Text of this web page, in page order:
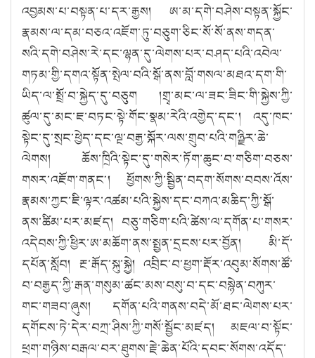
འབྱམས་པ་བསྟན་པ་དར་རྒྱས། ཨ་མ་དགེ་བཤེས་བསྟན་སྐྱོང་
རྣམས་ལ་དམ་བཅའ་འཇོག་ཏུ་བཅུག་ཅིང་སོ་སོ་ནས་གདན་
སའི་དགེ་བཤེས་རེ་དང་ལྷན་དུ་ལེགས་པར་བཤད་པའི་འབེལ་
གཏམ་གྱི་དགའ་སྟོན་སྤེལ་བའི་སྒོ་ནས་བློ་གསལ་མཐའ་དག་གི་
ཡིད་ལ་སྤྲོ་བ་སྐྱེད་དུ་བཅུག །གྲྭ་མང་ལ་ཟང་ཟིང་གི་སྐྱེས་ཀྱི་
ཚུལ་དུ་མང་ཇ་བཏང་སྟེ་གོང་སྣམ་རེའི་འགྱེད་དང༌། འདུ་ཁང་
སྟེང་དུ་སྲང་ཕྱེད་དང་ལྔ་བརྒྱ་སྐོར་ལས་གྲུབ་པའི་གཉྫིར་ཆེ་
ལེགས། ཆོས་ཁྲིའི་སྟེང་དུ་གསེར་ཏོག་ཆུང་བ་གཅིག་བཅས་
གསར་འཇོག་གནང༌། ཕྱོགས་ཀྱི་སྦྱིན་བདག་སོགས་བབས་འོས་
རྣམས་ཀྱང་ཇི་ལྟར་འཚམ་པའི་སྐྱེས་དང་བཀའ་མཆིད་ཀྱི་སྒོ་
ནས་ཚིམ་པར་མཛད། བཅུ་གཅིག་པའི་ཚེས་ལ་དགོན་པ་གསར་
འདེབས་ཀྱི་ཕྱིར་ཨ་མཆོག་ནས་སྤྱན་དྲངས་པར་བྱོན། མི་དོ་
དཔོན་སློབ། རྔ་རྒོད་སྐུ་སྐྱེ། འབྲིང་བ་ཕྱག་རྡོར་འབུམ་སོགས་ཚོ་
བ་བརྒྱད་ཀྱི་རྒན་གསུམ་ཚང་མས་བསུ་བ་དང་བསྙེན་བཀུར་
གང་གཟབ་ཞུས། དགོན་པའི་གནས་བདེ་མོ་ཐང་ལེགས་པར་
དགོངས་ཏེ་དེར་བཀྲ་ཤིས་ཀྱི་གསོ་སྦྱོང་མཛད། མཇལ་བ་སྟོང་
ཕྲག་གཉིས་བརྒལ་བར་ཐུགས་རྗེ་ཆེན་པོའི་དབང་སོགས་འདོད་